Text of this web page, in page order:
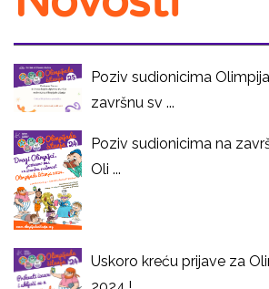
Poziv sudionicima
završnu sv ...
Poziv sudionicima na
Oli ...
Uskoro kreću prijave za